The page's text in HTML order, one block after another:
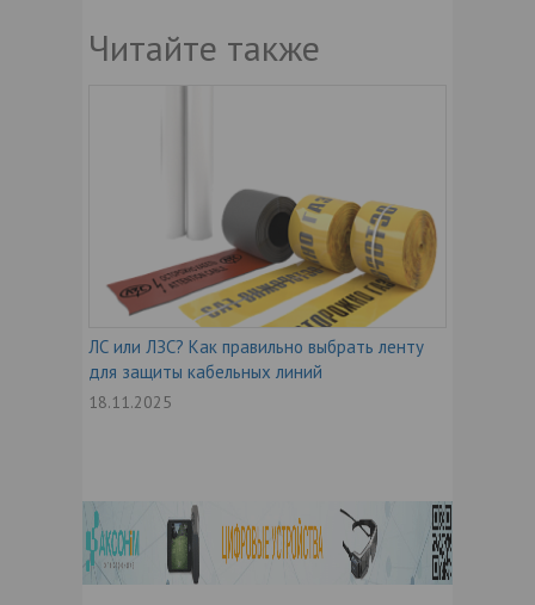
Читайте также
ЛС или ЛЗС? Как правильно выбрать ленту
для защиты кабельных линий
18.11.2025